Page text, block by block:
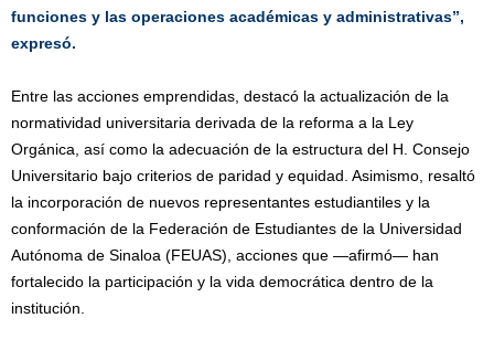
funciones y las operaciones académicas y administrativas”,
expresó.
Entre las acciones emprendidas, destacó la actualización de la
normatividad universitaria derivada de la reforma a la Ley
Orgánica, así como la adecuación de la estructura del H. Consejo
Universitario bajo criterios de paridad y equidad. Asimismo, resaltó
la incorporación de nuevos representantes estudiantiles y la
conformación de la Federación de Estudiantes de la Universidad
Autónoma de Sinaloa (FEUAS), acciones que —afirmó— han
fortalecido la participación y la vida democrática dentro de la
institución.